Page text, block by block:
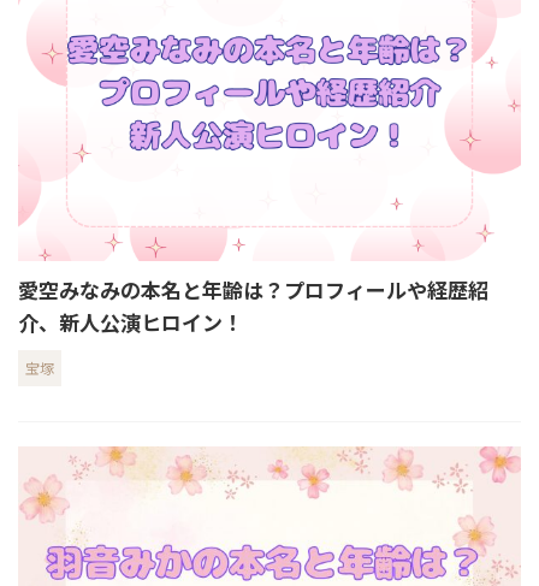
愛空みなみの本名と年齢は？プロフィールや経歴紹
介、新人公演ヒロイン！
宝塚